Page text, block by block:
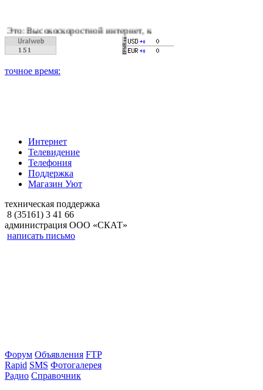
интернет, качественное цифровое и
Интернет
Телевидение
Телефония
Поддержка
Магазин Уют
техническая поддержка
8 (35161) 3 41 66
администрация ООО «СКАТ»
написать письмо
Форум Объявления FTP
Rapid SMS Фотогалерея
Радио Справочник